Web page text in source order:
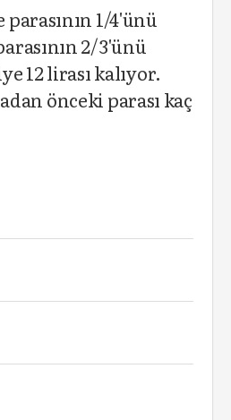
1/4'ünü
2/3'ünü
12 lirası kalıyor.
önceki parası kaç